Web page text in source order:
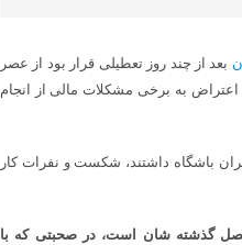
بعد از چند روز تعطیلی قرار بود از عصر
اعتراض به برخی مشکلات مالی از انجام
باشگاه داشتند، شکست و نفرات کار
گذشته شان است، در صحبتی که با